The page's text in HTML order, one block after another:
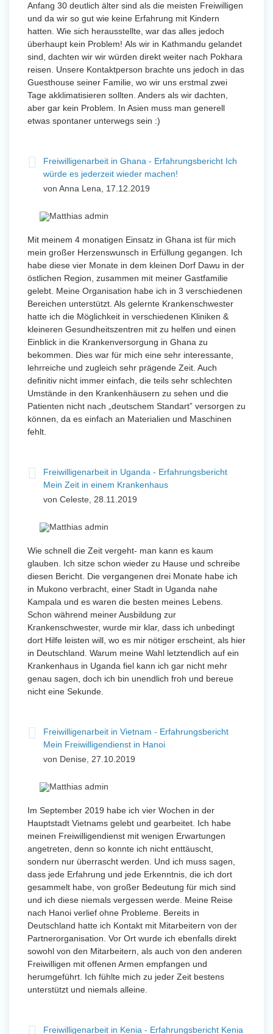
Anfang 30 deutlich älter sind als die meisten Freiwilligen
und da wir so gut wie keine Erfahrung mit Kindern
hatten. Wie sich herausstellte, war das alles jedoch
überhaupt kein Problem! Als wir in Kathmandu gelandet
sind, dachten wir wir würden direkt weiter nach Pokhara
reisen. Unsere Kontaktperson brachte uns jedoch in das
Guesthouse seiner Familie, wo wir uns erstmal zwei
Tage akklimatisieren sollten. Anders als wir dachten,
aber gar kein Problem. In Asien muss man generell
etwas spontaner unterwegs sein :)
Freiwilligenarbeit in Ghana - Erfahrungsbericht Ich
würde es jederzeit wieder machen!
von Anna Lena, 17.12.2019
Mit meinem 4 monatigen Einsatz in Ghana ist für mich
mein großer Herzenswunsch in Erfüllung gegangen. Ich
habe diese vier Monate in dem kleinen Dorf Dawu in der
östlichen Region, zusammen mit meiner Gastfamilie
gelebt. Meine Organisation habe ich in 3 verschiedenen
Bereichen unterstützt. Als gelernte Krankenschwester
hatte ich die Möglichkeit in verschiedenen Kliniken &
kleineren Gesundheitszentren mit zu helfen und einen
Einblick in die Krankenversorgung in Ghana zu
bekommen. Dies war für mich eine sehr interessante,
lehrreiche und zugleich sehr prägende Zeit. Auch
definitiv nicht immer einfach, die teils sehr schlechten
Umstände in den Krankenhäusern zu sehen und die
Patienten nicht nach „deutschem Standart” versorgen zu
können, da es einfach an Materialien und Maschinen
fehlt.
Freiwilligenarbeit in Uganda - Erfahrungsbericht
Mein Zeit in einem Krankenhaus
von Celeste, 28.11.2019
Wie schnell die Zeit vergeht- man kann es kaum
glauben. Ich sitze schon wieder zu Hause und schreibe
diesen Bericht. Die vergangenen drei Monate habe ich
in Mukono verbracht, einer Stadt in Uganda nahe
Kampala und es waren die besten meines Lebens.
Schon während meiner Ausbildung zur
Krankenschwester, wurde mir klar, dass ich unbedingt
dort Hilfe leisten will, wo es mir nötiger erscheint, als hier
in Deutschland. Warum meine Wahl letztendlich auf ein
Krankenhaus in Uganda fiel kann ich gar nicht mehr
genau sagen, doch ich bin unendlich froh und bereue
nicht eine Sekunde.
Freiwilligenarbeit in Vietnam - Erfahrungsbericht
Mein Freiwilligendienst in Hanoi
von Denise, 27.10.2019
Im September 2019 habe ich vier Wochen in der
Hauptstadt Vietnams gelebt und gearbeitet. Ich habe
meinen Freiwilligendienst mit wenigen Erwartungen
angetreten, denn so konnte ich nicht enttäuscht,
sondern nur überrascht werden. Und ich muss sagen,
dass jede Erfahrung und jede Erkenntnis, die ich dort
gesammelt habe, von großer Bedeutung für mich sind
und ich diese niemals vergessen werde. Meine Reise
nach Hanoi verlief ohne Probleme. Bereits in
Deutschland hatte ich Kontakt mit Mitarbeitern von der
Partnerorganisation. Vor Ort wurde ich ebenfalls direkt
sowohl von den Mitarbeitern, als auch von den anderen
Freiwilligen mit offenen Armen empfangen und
herumgeführt. Ich fühlte mich zu jeder Zeit bestens
unterstützt und niemals alleine.
Freiwilligenarbeit in Kenia - Erfahrungsbericht Kenia